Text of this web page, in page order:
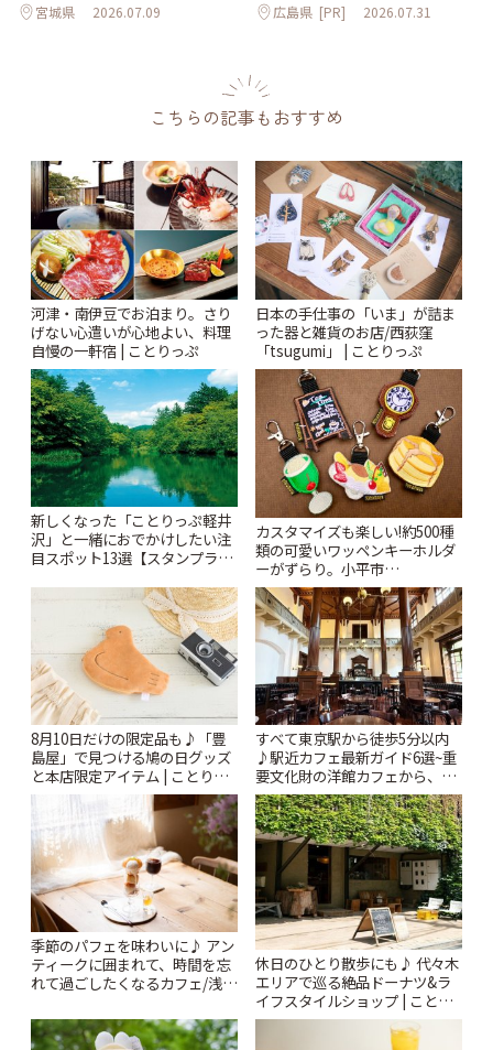
宮城県 2026.07.09 広島県 [PR] 2026.07.31
こちらの記事もおすすめ
河津・南伊豆でお泊まり。さり
げない心遣いが心地よい、料理
自慢の一軒宿 | ことりっぷ
日本の手仕事の「いま」が詰ま
った器と雑貨のお店/西荻窪
「tsugumi」 | ことりっぷ
新しくなった「ことりっぷ軽井
沢」と一緒におでかけしたい注
目スポット13選【スタンプラリ
カスタマイズも楽しい!約500種
類の可愛いワッペンキーホルダ
ーがずらり。小平市
「Kimamaya T&K」 | ことりっ
ぷ
8月10日だけの限定品も♪「豊
島屋」で見つける鳩の日グッズ
と本店限定アイテム | ことりっ
ぷ
すべて東京駅から徒歩5分以内
♪駅近カフェ最新ガイド6選~重
要文化財の洋館カフェから、改
札すぐのレトロ喫茶まで~ | こと
りっぷ
季節のパフェを味わいに♪ アン
ティークに囲まれて、時間を忘
れて過ごしたくなるカフェ/浅草
休日のひとり散歩にも♪ 代々木
エリアで巡る絶品ドーナツ&ラ
イフスタイルショップ | ことり
っぷ